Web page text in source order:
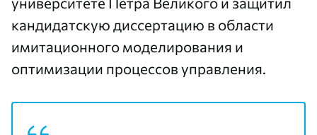
кандидатскую диссертацию в области
имитационного моделирования и
оптимизации процессов управления.